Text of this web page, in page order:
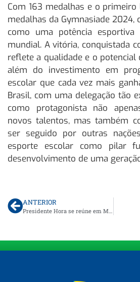
Com 163 medalhas e o
medalhas da Gymnasiade 2024,
como uma potência esportiva
mundial. A vitória, conquistada
reflete a qualidade e o potencial
além do investimento em
escolar que cada vez mais
Brasil, com uma delegação tão
como protagonista não
novos talentos, mas também
ser seguido por outras
esporte escolar como pilar
desenvolvimento de uma
ANTERIOR
Presidente Hora se reúne em Manama com Ministro-Conselheiro da embaixada do Brasil no Bahrein